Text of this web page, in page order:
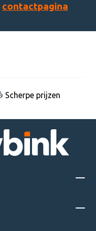
contactpagina
Scherpe prijzen